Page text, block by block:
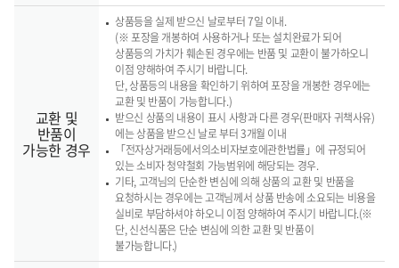
교환 및
반품이
가능한 경우
상품등을 실제 받으신 날로부터 7일 이내.
(※ 포장을 개봉하여 사용하거나 또는 설치완료가 되어
상품등의 가치가 훼손된 경우에는 반품 및 교환이 불가하오니
이점 양해하여 주시기 바랍니다.
단, 상품등의 내용을 확인하기 위하여 포장을 개봉한 경우에는
교환 및 반품이 가능합니다.)
받으신 상품의 내용이 표시 사항과 다른 경우(판매자 귀책사유)
에는 상품을 받으신 날로 부터 3개월 이내
「전자상거래등에서의소비자보호에관한법률」에 규정되어
있는 소비자 청약철회 가능범위에 해당되는 경우.
기타, 고객님의 단순한 변심에 의해 상품의 교환 및 반품을
요청하시는 경우에는 고객님께서 상품 반송에 소요되는 비용을
실비로 부담하셔야 하오니 이점 양해하여 주시기 바랍니다.(※
단, 신선식품은 단순 변심에 의한 교환 및 반품이
불가능합니다.)